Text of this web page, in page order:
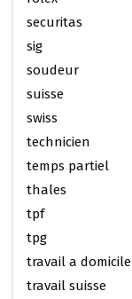
securitas
sig
soudeur
suisse
swiss
technicien
temps partiel
thales
tpf
tpg
travail a domicile
travail suisse